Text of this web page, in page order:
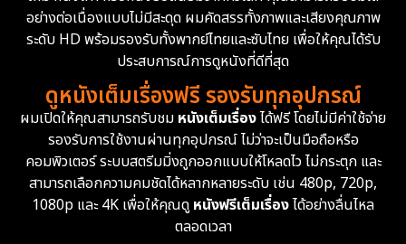
อย่างต่อเนื่องแบบไม่มีสะดุด ผมคัดสรรทั้งภาพและเสียงคุณภาพ
ระดับ HD พร้อมรองรับทั้งพากย์ไทยและซับไทย เพื่อให้คุณได้รับ
ประสบการณ์การดูหนังที่ดีที่สุด
ดูหนังเต็มเรื่องฟรี รองรับทุกอุปกรณ์
ผมเปิดให้คุณสามารถรับชม หนังเต็มเรื่องได้ฟรี โดยไม่มีค่าใช้จ่าย
รองรับการใช้งานผ่านทุกอุปกรณ์ ไม่ว่าจะเป็นมือถือหรือ
คอมพิวเตอร์ ระบบสตรีมมิ่งถูกออกแบบให้โหลดไว ไม่กระตุก และ
สามารถเลือกความคมชัดได้หลากหลายระดับ เช่น 480p, 720p,
1080p และ 4K เพื่อให้คุณดูหนังฟรีเต็มเรื่องได้อย่างลื่นไหล
ตลอดเวลา